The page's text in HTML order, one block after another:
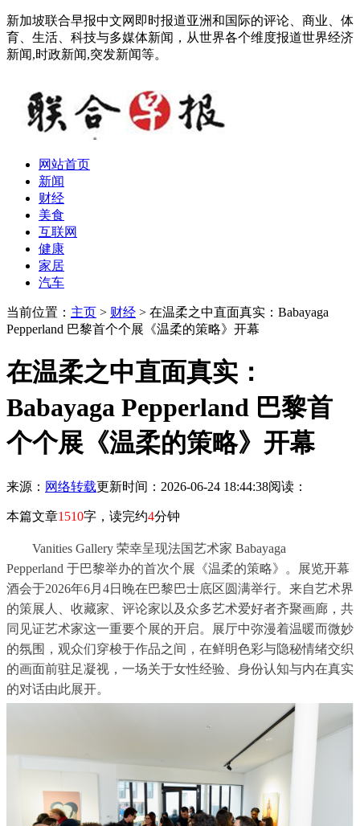
新加坡联合早报中文网即时报道亚洲和国际的评论、商业、体
育、生活、科技与多媒体新闻，从世界各个维度报道世界经济
新闻,时政新闻,突发新闻等。
网站首页
新闻
财经
美食
互联网
健康
家居
汽车
当前位置： 主页 > 财经 > 在温柔之中直面真实：Babayaga
Pepperland 巴黎首个个展《温柔的策略》开幕
在温柔之中直面真实：
Babayaga Pepperland 巴黎首
个个展《温柔的策略》开幕
来源： 网络转载更新时间：2026-06-24 18:44:38阅读：
本篇文章1510字，读完约4分钟
Vanities Gallery 荣幸呈现法国艺术家 Babayaga
Pepperland 于巴黎举办的首次个展《温柔的策略》。展览开幕
酒会于2026年6月 4日晚在巴黎巴士底区圆满举行。来自艺术界
的策展人、收藏家、评论家以及众多艺术爱好者齐聚画廊，共
同见证艺术家这一重要个展的开启。展厅中弥漫着温暖而微妙
的氛围，观众们穿梭于作品之间，在鲜明色彩与隐秘情绪交织
的画面前驻足凝视，一场关于女性经验、身份认知与内在真实
的对话由此展开。